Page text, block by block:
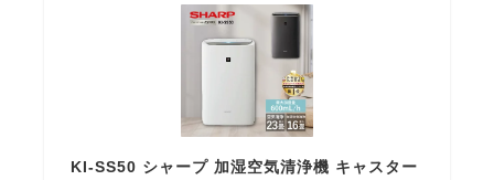
KI-SS50 シャープ 加湿空気清浄機 キャスター